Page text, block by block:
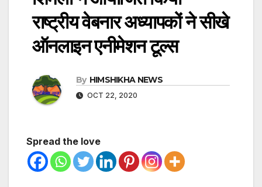
राष्ट्रीय वेबनार अध्यापकों ने सीखे
ऑनलाइन एनीमेशन टूल्स
By HIMSHIKHA NEWS
OCT 22, 2020
Spread the love